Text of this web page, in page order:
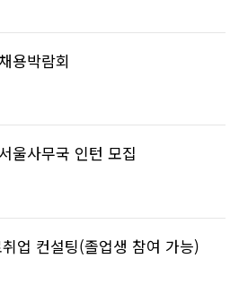
용박람회
울사무국 인턴 모집
업 컨설팅(졸업생 참여 가능)